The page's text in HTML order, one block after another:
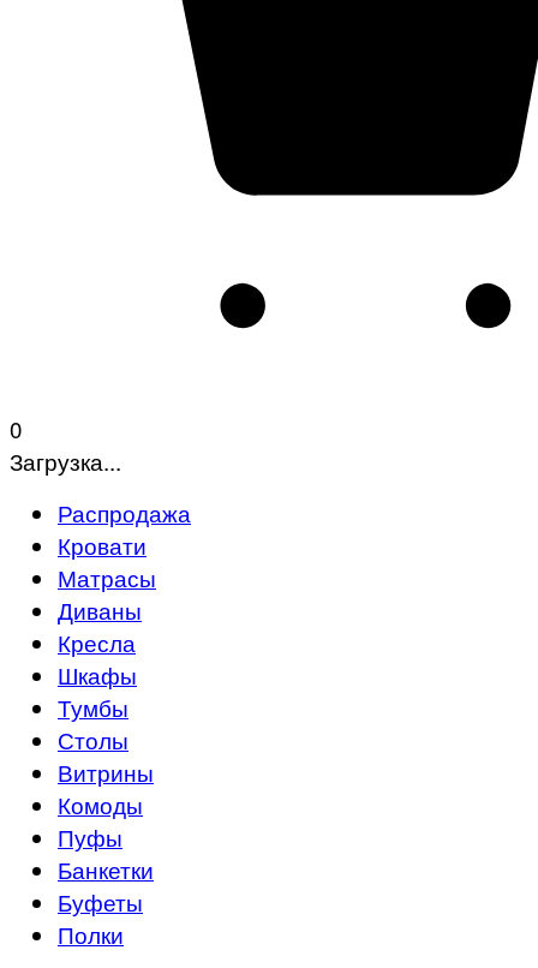
0
Загрузка...
Распродажа
Кровати
Матрасы
Диваны
Кресла
Шкафы
Тумбы
Столы
Витрины
Комоды
Пуфы
Банкетки
Буфеты
Полки